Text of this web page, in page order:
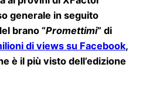
generale in seguito
brano “Promettimi” di
di views su Facebook,
è il più visto dell’edizione